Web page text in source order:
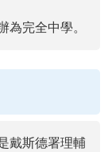
為完全中學。
戴斯德署理輔